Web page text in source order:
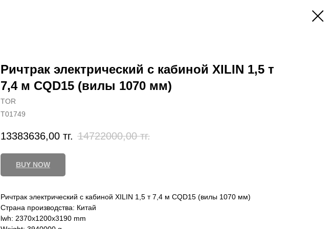
Ричтрак электрический с кабиной XILIN 1,5 т
7,4 м CQD15 (вилы 1070 мм)
TOR
T01749
13383636,00 тг. 14722000,00 тг.
BUY NOW
Ричтрак электрический с кабиной XILIN 1,5 т 7,4 м CQD15 (вилы 1070 мм)
Страна производства: Китай
lwh: 2370x1200x3190 mm